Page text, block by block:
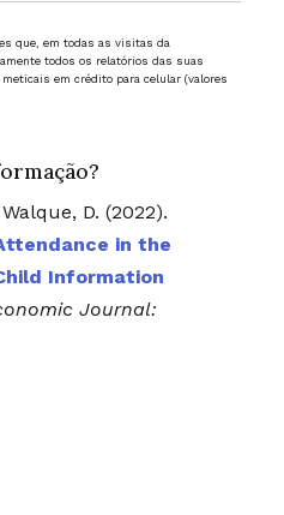
que, em todas as visitas da
todos os relatórios das suas
em crédito para celular (valores
D. (2022).
in the
Information
Journal: